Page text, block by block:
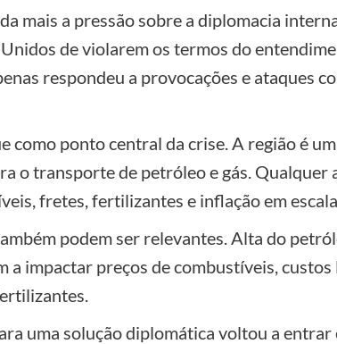
mais a pressão sobre a diplomacia
de violarem os termos do
respondeu a provocações e ataques
como ponto central da crise. A região é
o transporte de petróleo e gás. Qualquer
fretes, fertilizantes e inflação em
podem ser relevantes. Alta do
a impactar preços de combustíveis,
uma solução diplomática voltou a entrar